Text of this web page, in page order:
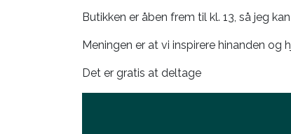
Butikken er åben frem til kl. 13, så jeg
Meningen er at vi inspirere hinanden og
Det er gratis at deltage